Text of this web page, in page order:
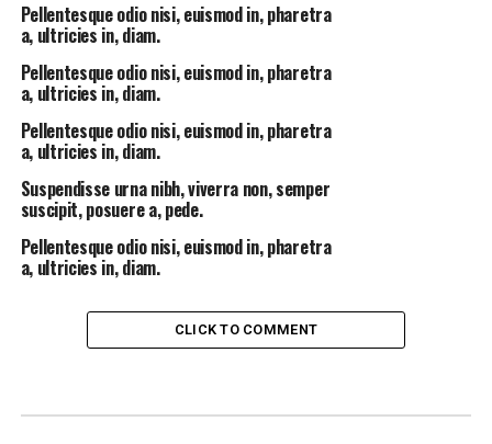
Pellentesque odio nisi, euismod in, pharetra
a, ultricies in, diam.
Pellentesque odio nisi, euismod in, pharetra
a, ultricies in, diam.
Pellentesque odio nisi, euismod in, pharetra
a, ultricies in, diam.
Suspendisse urna nibh, viverra non, semper
suscipit, posuere a, pede.
Pellentesque odio nisi, euismod in, pharetra
a, ultricies in, diam.
CLICK TO COMMENT